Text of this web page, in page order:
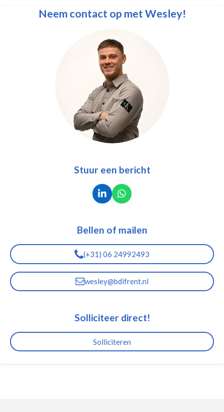
Neem contact op met Wesley!
Stuur een bericht
L
i
e
d
I
W
h
s
A
p
Bellen of mailen
(+31) 06 24992493
wesley@bdifrent.nl
Solliciteer direct!
Solliciteren